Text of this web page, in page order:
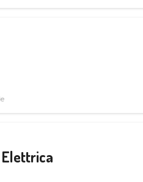
Elettrica